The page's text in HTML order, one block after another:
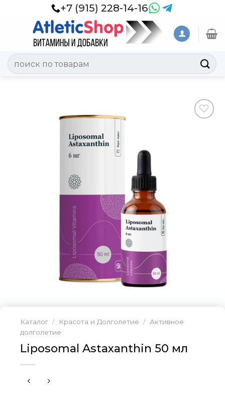
+7 (915) 228-14-16
Искать:
Каталог / Красота и Долголетие / Активное
долголетие
Liposomal Astaxanthin 50 мл